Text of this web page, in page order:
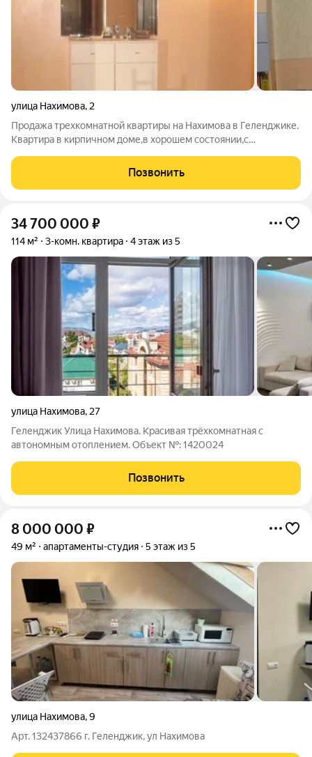
улица Нахимова, 2
Продажа трехкомнатной квартиры на Нахимова в Геленджике.
Квартира в кирпичном доме,в хорошем состоянии,с
санузла,центральное отопление,до центральной набережной
10 минут пешком,вид из окон на море.
Позвонить
34 700 000 ₽
114 м² 3-комн. квартира 4 этаж из 5
улица Нахимова, 27
Геленджик Улица Нахимова. Красивая трёхкомнатная с
автономным отоплением. Oбъект №: 1420024
Позвонить
8 000 000 ₽
49 м² апартаменты-студия 5 этаж из 5
улица Нахимова,9
Арт. 132437866 г. Геленджик, ул Нахимова